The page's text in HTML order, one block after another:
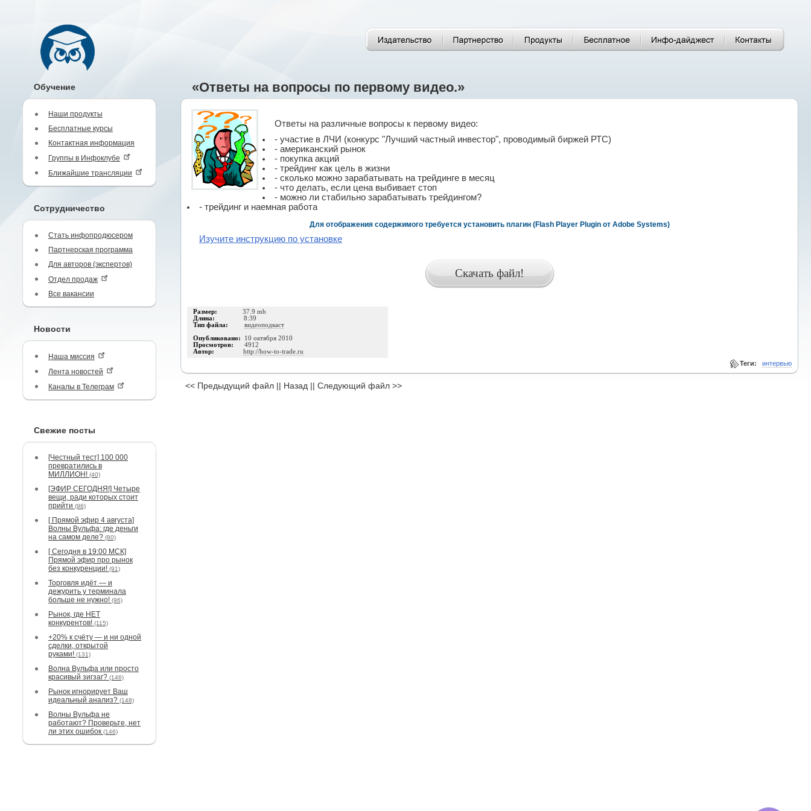
Обучение
Наши продукты
Бесплатные курсы
Контактная информация
Группы в Инфоклубе
Ближайшие трансляции
Сотрудничество
Стать инфопродюсером
Партнерская программа
Для авторов (экспертов)
Отдел продаж
Все вакансии
Новости
Наша миссия
Лента новостей
Каналы в Телеграм
Свежие посты
[Честный тест] 100 000
превратились в
МИЛЛИОН! (40)
[ЭФИР СЕГОДНЯ!] Четыре
вещи, ради которых стоит
прийти (96)
[ Прямой эфир 4 августа]
Волны Вульфа: где деньги
на самом деле? (80)
[ Сегодня в 19:00 МСК]
Прямой эфир про рынок
без конкуренции! (91)
Торговля идёт — и
дежурить у терминала
больше не нужно! (96)
Рынок, где НЕТ
конкурентов! (115)
+20% к счёту — и ни одной
сделки, открытой
руками! (131)
Волна Вульфа или просто
красивый зигзаг? (146)
Рынок игнорирует Ваш
идеальный анализ? (148)
Волны Вульфа не
работают? Проверьте, нет
ли этих ошибок (146)
«Ответы на вопросы по первому видео.»
Ответы на различные вопросы к первому видео:
- участие в ЛЧИ (конкурс "Лучший частный инвестор", проводимый биржей РТС)
- американский рынок
- покупка акций
- трейдинг как цель в жизни
- сколько можно зарабатывать на трейдинге в месяц
- что делать, если цена выбивает стоп
- можно ли стабильно зарабатывать трейдингом?
- трейдинг и наемная работа
Для отображения содержимого требуется установить плагин (Flash Player Plugin от Adobe Systems)
Изучите инструкцию по установке
Размер: 37.9 mb
Длина: 8:39
Тип файла: видеоподкаст
Опубликовано: 10 октября 2010
Просмотров: 4912
Автор: http://how-to-trade.ru
Теги: интервью
<< Предыдущий файл || Назад || Следующий файл >>